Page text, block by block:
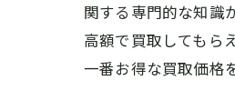
関する専門的な知識
高額で買取してもら
一番お得な買取価格